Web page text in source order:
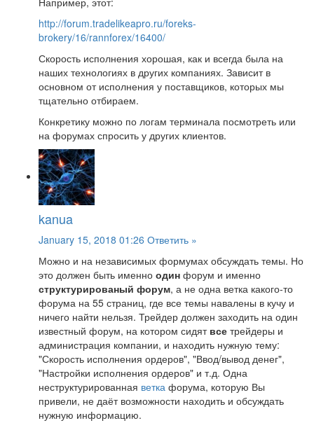
http://forum.tradelikeapro.ru/foreks-
brokery/16/rannforex/16400/
Скорость исполнения хорошая, как и всегда была на
наших технологиях в других компаниях. Зависит в
основном от исполнения у поставщиков, которых мы
тщательно отбираем.
Конкретику можно по логам терминала посмотреть или
на форумах спросить у других клиентов.
kanua
January 15, 2018 01:26 Ответить »
Можно и на независимых формумах обсуждать темы. Но
это должен быть именно один форум и именно
структурированый форум, а не одна ветка какого-то
форума на 55 страниц, где все темы навалены в кучу и
ничего найти нельзя. Трейдер должен заходить на один
известный форум, на котором сидят все трейдеры и
администрация компании, и находить нужную тему:
"Скорость исполнения ордеров", "Ввод/вывод денег",
"Настройки исполнения ордеров" и т.д. Одна
неструктурированная ветка форума, которую Вы
привели, не даёт возможности находить и обсуждать
нужную информацию.